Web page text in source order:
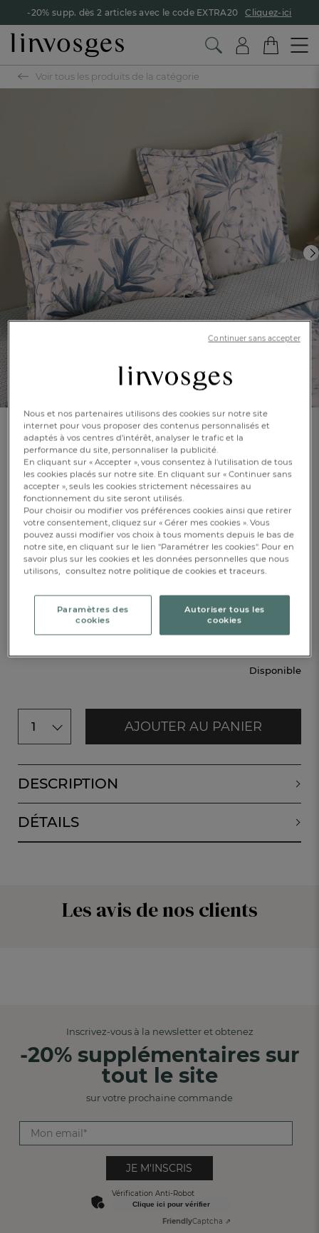
-20% supp. dès 2 articles avec le code EXTRA20 Cliquez-ici
FR DE
AT
BE
CH
Voir tous les produits de la catégorie
Taie d'oreiller
Villa Sassetti
Réf : 998727801
Finition bourdon
Caractéristique :
Taie d'oreiller carrée
65x65cm
Disponible
CHF. 31.-
1 AJOUTER AU PANIER
DESCRIPTION
DÉTAILS
Les avis de nos clients
Inscrivez-vous à la newsletter et obtenez
-20% supplémentaires sur
tout le site
sur votre prochaine commande
JE M'INSCRIS
Vérification Anti-Robot
Clique ici pour vérifier
FriendlyCaptcha ⇗
Nous et nos partenaires utilisons des cookies sur notre site
internet pour vous proposer des contenus personnalisés et
adaptés à vos centres d’intérêt, analyser le trafic et la
performance du site, personnaliser la publicité.
En cliquant sur « Accepter », vous consentez à l'utilisation de tous
les cookies placés sur notre site. En cliquant sur « Continuer sans
accepter », seuls les cookies strictement nécessaires au
fonctionnement du site seront utilisés.
Pour choisir ou modifier vos préférences cookies ainsi que retirer
votre consentement, cliquez sur « Gérer mes cookies ». Vous
pouvez aussi modifier vos choix à tous moments depuis le bas de
notre site, en cliquant sur le lien "Paramétrer les cookies". Pour en
savoir plus sur les cookies et les données personnelles que nous
utilisons, consultez notre politique de cookies et traceurs.
Paramètres des
cookies
Autoriser tous les
cookies
Continuer sans accepter